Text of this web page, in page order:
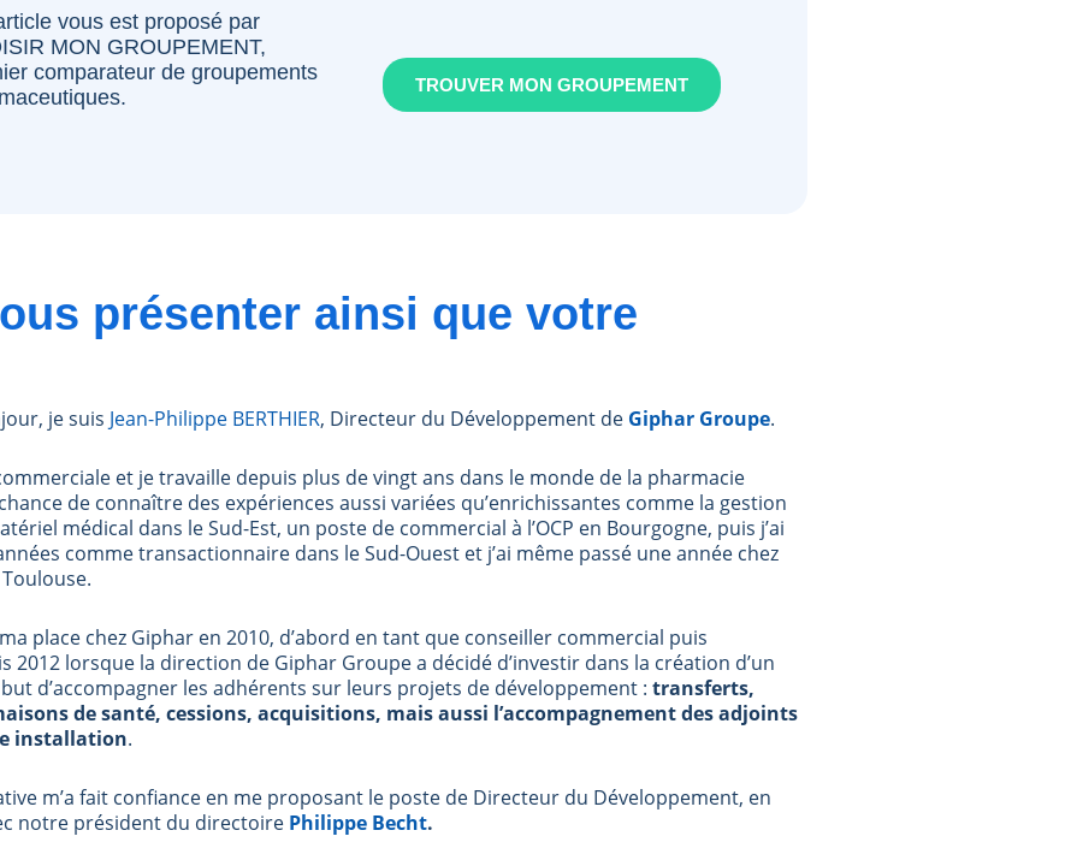
vous est proposé par
MON GROUPEMENT,
comparateur de groupements
TROUVER MON GROUPEMENT
présenter ainsi que votre
je suis Jean-Philippe BERTHIER, Directeur du Développement de Giphar Groupe.
et je travaille depuis plus de vingt ans dans le monde de la pharmacie
chance de connaître des expériences aussi variées qu’enrichissantes comme la gestion
médical dans le Sud-Est, un poste de commercial à l’OCP en Bourgogne, puis j’ai
comme transactionnaire dans le Sud-Ouest et j’ai même passé une année chez
place chez Giphar en 2010, d’abord en tant que conseiller commercial puis
2012 lorsque la direction de Giphar Groupe a décidé d’investir dans la création d’un
d’accompagner les adhérents sur leurs projets de développement : transferts,
de santé, cessions, acquisitions, mais aussi l’accompagnement des adjoints
installation.
m’a fait confiance en me proposant le poste de Directeur du Développement, en
notre président du directoire Philippe Becht.